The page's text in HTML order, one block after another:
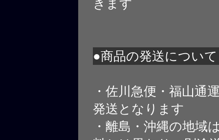
きます
●商品の発送について
・佐川急便・福山通
発送となります
・離島・沖縄の地域